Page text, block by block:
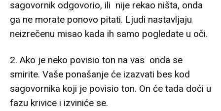
sagovornik odgovorio, ili nije rekao ništa, onda
ga ne morate ponovo pitati. Ljudi nastavljaju
neizrečenu misao kada ih samo pogledate u oči.
2. Ako je neko povisio ton na vas onda se
smirite. Vaše ponašanje će izazvati bes kod
sagovornika koji je povisio ton. On će tada doći u
fazu krivice i izviniće se.